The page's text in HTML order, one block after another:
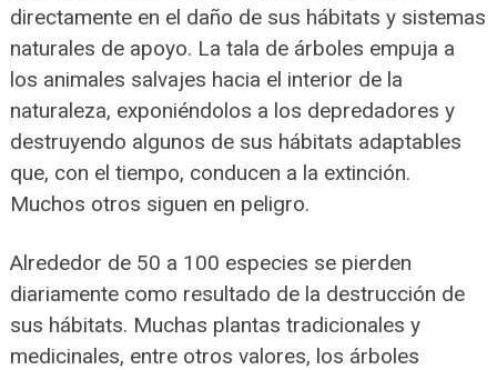
directamente en el daño de sus hábitats y sistemas
naturales de apoyo. La tala de árboles empuja a
los animales salvajes hacia el interior de la
naturaleza, exponiéndolos a los depredadores y
destruyendo algunos de sus hábitats adaptables
que, con el tiempo, conducen a la extinción.
Muchos otros siguen en peligro.
Alrededor de 50 a 100 especies se pierden
diariamente como resultado de la destrucción de
sus hábitats. Muchas plantas tradicionales y
medicinales, entre otros valores, los árboles